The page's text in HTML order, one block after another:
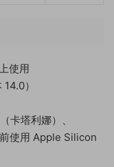
使用
）
卡塔利娜）、
使用 Apple Silicon